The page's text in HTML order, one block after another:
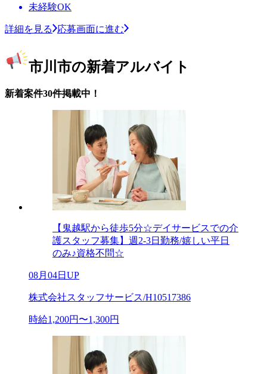
未経験OK
詳細を見る 応募画面に進む
市川市の新着アルバイト
新着案件30件掲載中！
【鬼越駅から徒歩5分☆デイサービスでの介
護スタッフ募集】週2-3日勤務/嬉しい平日
のみ♪資格不問☆
08月04日UP
株式会社スタッフサービス/H10517386
時給1,200円〜1,300円